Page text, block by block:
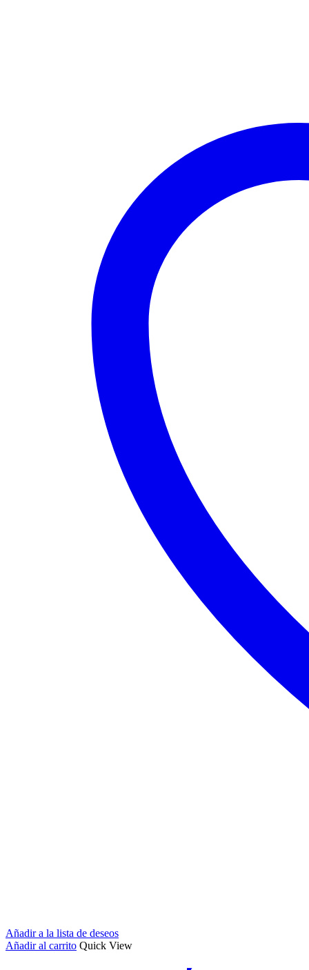
Añadir a la lista de deseos
Añadir al carrito Quick View